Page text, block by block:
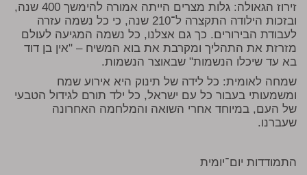
זירוז הגאולה:
גלות מצרים הייתה אמורה להימשך 400 שנה,
ובזכות הילודה התקצרה ל־210 שנה, כי כל נשמה עזרה
לעבודת הבירורים. כך גם אצלנו, כל נשמה המגיעה לעולם
מזרזת את התהליך ומקרבת את בוא המשיח – "אין בן דוד
בא עד שיכלו הנשמות" שבאוצר הנשמות.
שמחה לאומית: כל לידה של תינוק היא אירוע שמח
ומשמעותי בעבור כל עם ישראל, כל ילד תורם לגידול הטבעי
של העם, במיוחד אחרי השואה והמלחמה האחרונה
שעברנו.
התמודדות יום־יומית